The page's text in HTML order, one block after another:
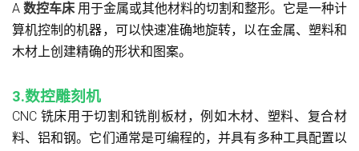
A 数控车床 用于金属或其他材料的切割和整形。它是一种计
算机控制的机器，可以快速准确地旋转，以在金属、塑料和
木材上创建精确的形状和图案。
3.数控雕刻机
CNC 铣床用于切割和铣削板材，例如木材、塑料、复合材
料、铝和钢。它们通常是可编程的，并具有多种工具配置以